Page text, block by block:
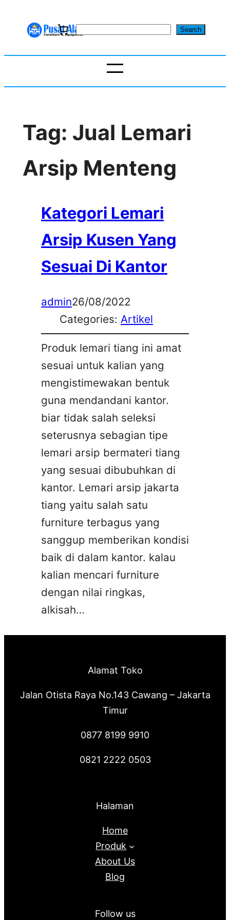
S
r
Search
Tag: Jual Lemari
Arsip Menteng
Kategori Lemari
Arsip Kusen Yang
Sesuai Di Kantor
admin26/08/2022
Categories: Artikel
Produk lemari tiang ini amat
sesuai untuk kalian yang
mengistimewakan bentuk
guna mendandani kantor.
biar tidak salah seleksi
seterusnya sebagian tipe
lemari arsip bermateri tiang
yang sesuai dibubuhkan di
kantor. Lemari arsip jakarta
tiang yaitu salah satu
furniture terbagus yang
sanggup memberikan kondisi
baik di dalam kantor. kalau
kalian mencari furniture
dengan nilai ringkas,
alkisah…
Alamat Toko
Jalan Otista Raya No.143 Cawang – Jakarta
Timur
0877 8199 9910
0821 2222 0503
Halaman
Home
Produk
About Us
Blog
Follow us